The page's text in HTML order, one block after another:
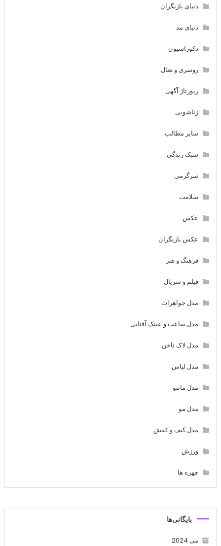
دنیای بازیگران
دنیای مد
دکوراسیون
روسری و شال
رپورتاژ آگهی
زناشویی
سایر مطالب
سبک زندگی
سرگرمی
سلامت
عکس
عکس بازیگران
فرهنگ و هنر
فیلم و سریال
مدل جواهرات
مدل ساعت و عینک آفتابی
مدل لاک ناخن
مدل لباس
مدل مانتو
مدل مو
مدل کیف و کفش
ورزش
چهره ها
بایگانی‌ها
می 2024